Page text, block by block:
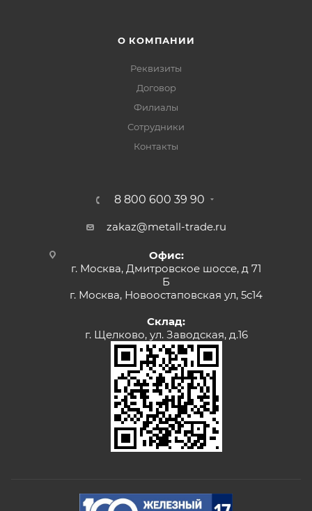
О КОМПАНИИ
Реквизиты
Договор
Филиалы
Сотрудники
Контакты
8 800 600 39 90
zakaz@metall-trade.ru
Офис:
г. Москва, Дмитровское шоссе, д 71
Б
г. Москва, Новоостаповская ул, 5с14
Склад:
г. Щелково, ул. Заводская, д.16